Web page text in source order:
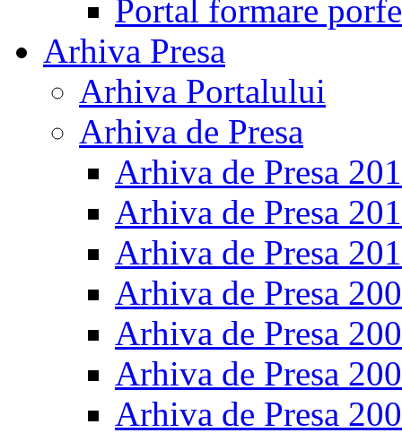
Portal formare
Arhiva Presa
Arhiva Portalului
Arhiva de Presa
Arhiva de Presa
Arhiva de Presa
Arhiva de Presa
Arhiva de Presa
Arhiva de Presa
Arhiva de Presa
Arhiva de Presa